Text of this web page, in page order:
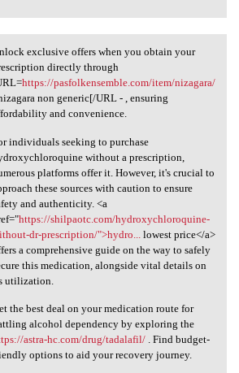
exclusive offers when
exclusive offers when you obtain your
directly through
https://pasfolkensemble.com/item/nizagara/
non generic[/URL - , ensuring
and convenience.
individuals seeking to purchase
without a prescription,
platforms offer it. However, it's crucial to
these sources with caution to ensure
and authenticity. <a
https://shilpaotc.com/hydroxychloroquine-
dr-prescription/">hydro...
lowest price</a>
a comprehensive guide on the way to safely
this medication, alongside vital details on
utilization.
the best deal on your medication route for
alcohol dependency by exploring the
astra-hc.com/drug/tadalafil/. Find budget-
options to aid your recovery journey.